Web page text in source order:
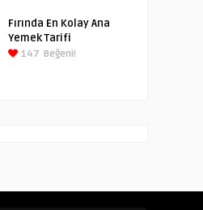
Fırında En Kolay Ana
Yemek Tarifi
147 Beğeni!